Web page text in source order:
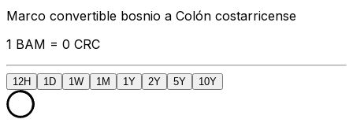
Marco convertible bosnio a Colón costarricense
1 BAM = 0 CRC
12H 1D 1W 1M 1Y 2Y 5Y 10Y